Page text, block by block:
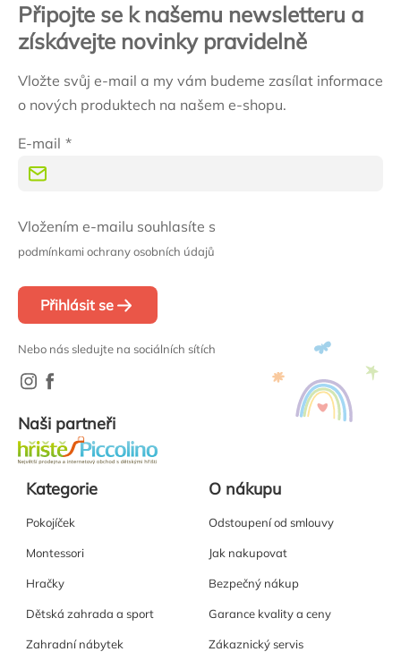
Připojte se k našemu newsletteru a
získávejte novinky pravidelně
Vložte svůj e-mail a my vám budeme zasílat informace
o nových produktech na našem e-shopu.
E-mail
Vložením e-mailu souhlasíte s
podmínkami ochrany osobních údajů
Přihlásit se
Nebo nás sledujte na sociálních sítích
Naši partneři
Kategorie
Pokojíček
Montessori
Hračky
Dětská zahrada a sport
Zahradní nábytek
O nákupu
Odstoupení od smlouvy
Jak nakupovat
Bezpečný nákup
Garance kvality a ceny
Zákaznický servis